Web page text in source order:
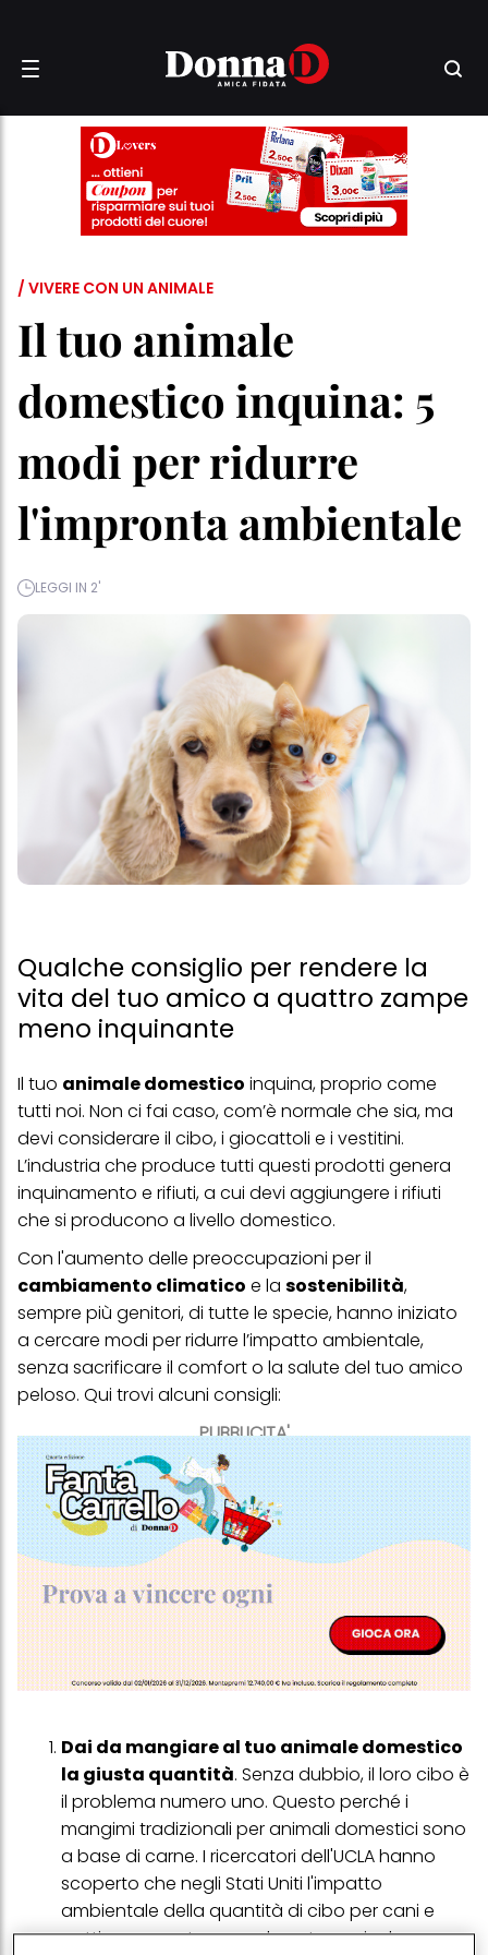
/ VIVERE CON UN ANIMALE
Il tuo animale
domestico inquina: 5
modi per ridurre
l'impronta ambientale
LEGGI IN 2'
Qualche consiglio per rendere la
vita del tuo amico a quattro zampe
meno inquinante
PUBBLICITA'
Il tuo animale domestico inquina, proprio come
tutti noi. Non ci fai caso, com’è normale che sia, ma
devi considerare il cibo, i giocattoli e i vestitini.
L’industria che produce tutti questi prodotti genera
inquinamento e rifiuti, a cui devi aggiungere i rifiuti
che si producono a livello domestico.
Con l'aumento delle preoccupazioni per il
cambiamento climatico e la sostenibilità,
sempre più genitori, di tutte le specie, hanno iniziato
a cercare modi per ridurre l’impatto ambientale,
senza sacrificare il comfort o la salute del tuo amico
peloso. Qui trovi alcuni consigli:
Dai da mangiare al tuo animale domestico
la giusta quantità. Senza dubbio, il loro cibo è
il problema numero uno. Questo perché i
mangimi tradizionali per animali domestici sono
a base di carne. I ricercatori dell'UCLA hanno
scoperto che negli Stati Uniti l'impatto
ambientale della quantità di cibo per cani e
gatti consumato annualmente equivale a